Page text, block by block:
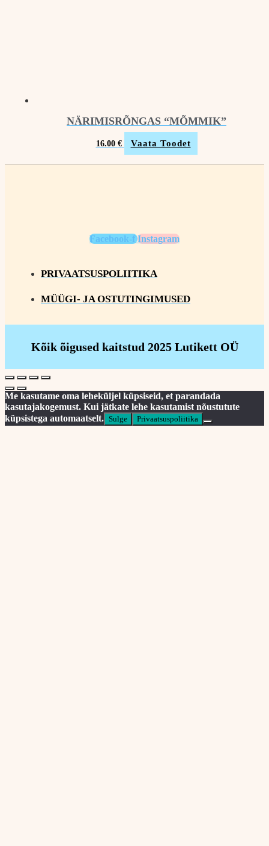
NÄRIMISRÕNGAS “MÕMMIK”
16.00 € Vaata Toodet
Facebook-f Instagram
PRIVAATSUSPOLIITIKA
MÜÜGI- JA OSTUTINGIMUSED
Kõik õigused kaitstud 2025 Lutikett OÜ
Me kasutame oma leheküljel küpsiseid, et parandada
kasutajakogemust. Kui jätkate lehe kasutamist nõustutute
küpsistega automaatselt. Sulge Privaatsuspoliitika